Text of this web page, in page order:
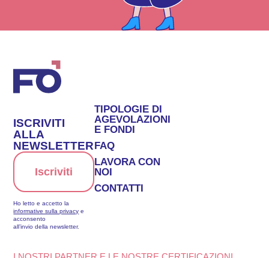
TIPOLOGIE DI
AGEVOLAZIONI
E FONDI
FAQ
LAVORA CON
NOI
CONTATTI
ISCRIVITI
ALLA
NEWSLETTER
Iscriviti
Ho letto e accetto la
informative sulla privacy e
acconsento
all’invio della newsletter.